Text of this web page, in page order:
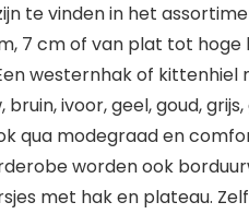
te vinden in het
7 cm of van plat tot hoge
westernhak of kittenhiel
ivoor, geel, goud, grijs,
qua modegraad en
worden ook
met hak en plateau.